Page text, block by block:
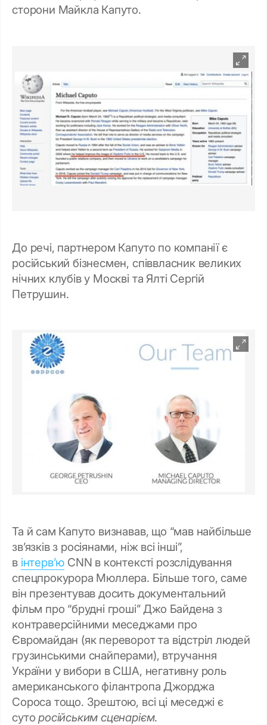
сторони Майкла Капуто.
До речі, партнером Капуто по компанії є
російський бізнесмен, співвласник великих
нічних клубів у Москві та Ялті Сергій
Петрушин.
Та й сам Капуто визнавав, що “мав найбільше
зв’язків з росіянами, ніж всі інші”,
в інтерв’ю CNN в контексті розслідування
спецпрокурора Мюллера. Більше того, саме
він презентував досить документальний
фільм про “брудні гроші” Джо Байдена з
контраверсійними меседжами про
Євромайдан (як переворот та відстріл людей
грузинськими снайперами), втручання
України у вибори в США, негативну роль
американського філантропа Джорджа
Сороса тощо. Зрештою, всі ці меседжі є
суто російським сценарієм.